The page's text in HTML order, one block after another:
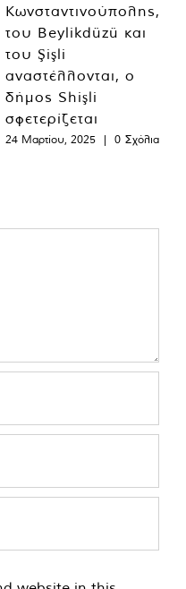
Κωνσταντινούπολης,
του Beylikdüzü και
του Şişli
αναστέλλονται, ο
δήμος Shişli
σφετερίζεται
24 Μαρτίου, 2025 | 0 Σχόλια